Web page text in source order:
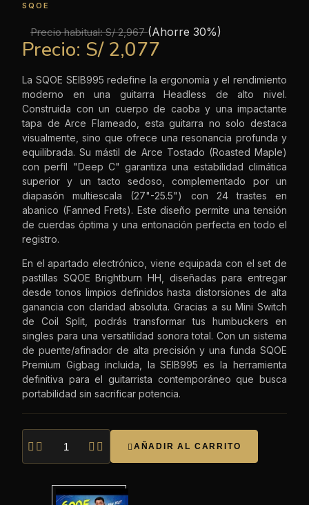
SQOE
Precio habitual:S/ 2,967(Ahorre 30%)
Precio: S/ 2,077
La SQOE SEIB995 redefine la ergonomía y el rendimiento
moderno en una guitarra Headless de alto nivel.
Construida con un cuerpo de caoba y una impactante
tapa de Arce Flameado, esta guitarra no solo destaca
visualmente, sino que ofrece una resonancia profunda y
equilibrada. Su mástil de Arce Tostado (Roasted Maple)
con perfil "Deep C" garantiza una estabilidad climática
superior y un tacto sedoso, complementado por un
diapasón multiescala (27"-25.5") con 24 trastes en
abanico (Fanned Frets). Este diseño permite una tensión
de cuerdas óptima y una entonación perfecta en todo el
registro.
En el apartado electrónico, viene equipada con el set de
pastillas SQOE Brightburn HH, diseñadas para entregar
desde tonos limpios definidos hasta distorsiones de alta
ganancia con claridad absoluta. Gracias a su Mini Switch
de Coil Split, podrás transformar tus humbuckers en
singles para una versatilidad sonora total. Con un sistema
de puente/afinador de alta precisión y una funda SQOE
Premium Gigbag incluida, la SEIB995 es la herramienta
definitiva para el guitarrista contemporáneo que busca
portabilidad sin sacrificar potencia.
     AÑADIR AL CARRITO